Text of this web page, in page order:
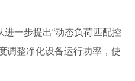
一步提出“动态负荷匹配控
调整净化设备运行功率，使